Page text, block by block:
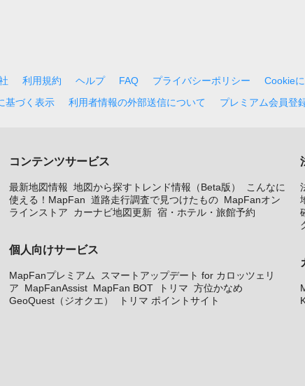
利用規約 ヘルプ FAQ プライバシーポリシー
Cookie
基づく表示 利用者情報の外部送信について プレミアム会員登
コンテンツサービス
最新地図情報 地図から探すトレンド情報（Beta版）
こんなに
使える！MapFan 道路走行調査で見つけたもの MapFanオン
ラインストア
カーナビ地図更新 宿・ホテル・旅館予約
個人向けサービス
MapFanプレミアム
スマートアップデート for カロッツェリ
ア
MapFanAssist MapFan BOT トリマ 方位かなめ
GeoQuest（ジオクエ）
トリマ ポイントサイト